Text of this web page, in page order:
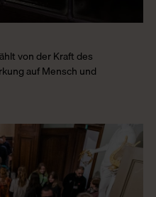
von der Kraft des
auf Mensch und